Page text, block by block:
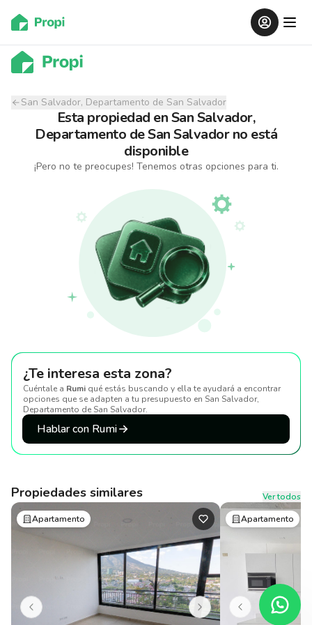
San Salvador, Departamento de San Salvador
Esta propiedad enSan Salvador,
Departamento de San Salvador no está
disponible
¡Pero no te preocupes! Tenemos otras opciones para ti.
¿Te interesa esta zona?
Cuéntale a Rumi qué estás buscando y ella te ayudará a encontrar
opciones que se adapten a tu presupuesto en San Salvador,
Departamento de San Salvador.
Hablar con Rumi
Propiedades similares
Ver todos
Apartamento
Apartamento